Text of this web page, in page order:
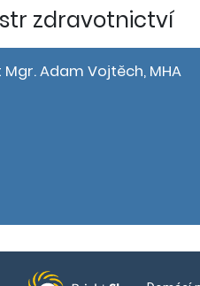
zdravotnictví
Mgr. Adam Vojtěch, MHA